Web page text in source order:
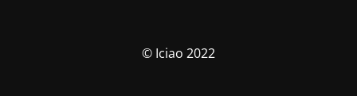
© Iciao 2022